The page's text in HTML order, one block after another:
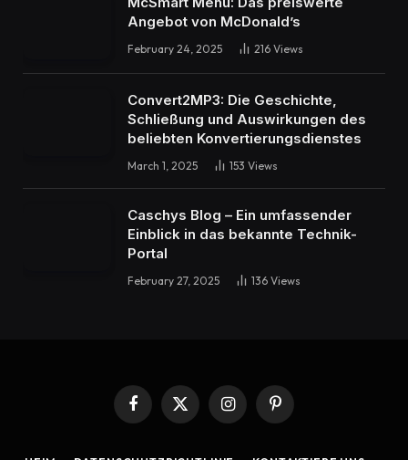
Angebot von McDonald’s
February 24, 2025 216 Views
Convert2MP3: Die Geschichte,
Schließung und Auswirkungen des
beliebten Konvertierungsdienstes
March 1, 2025 153 Views
Caschys Blog – Ein umfassender
Einblick in das bekannte Technik-
Portal
February 27, 2025 136 Views
Facebook
X
(Twitter)
InstagramPinterest